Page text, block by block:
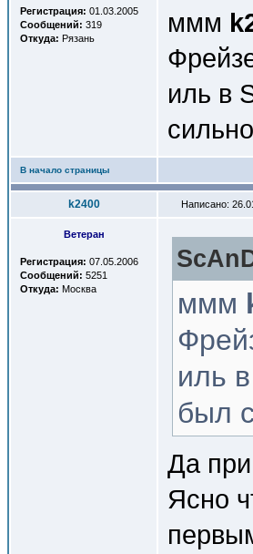
Регистрация: 01.03.2005
Сообщений: 319
Откуда: Рязань
ммм
иль в
В начало страницы
k2400 Написано:
Ветеран
Регистрация: 07.05.2006
Сообщений: 5251
Откуда: Москва ммм
иль
был
Да
Ясно